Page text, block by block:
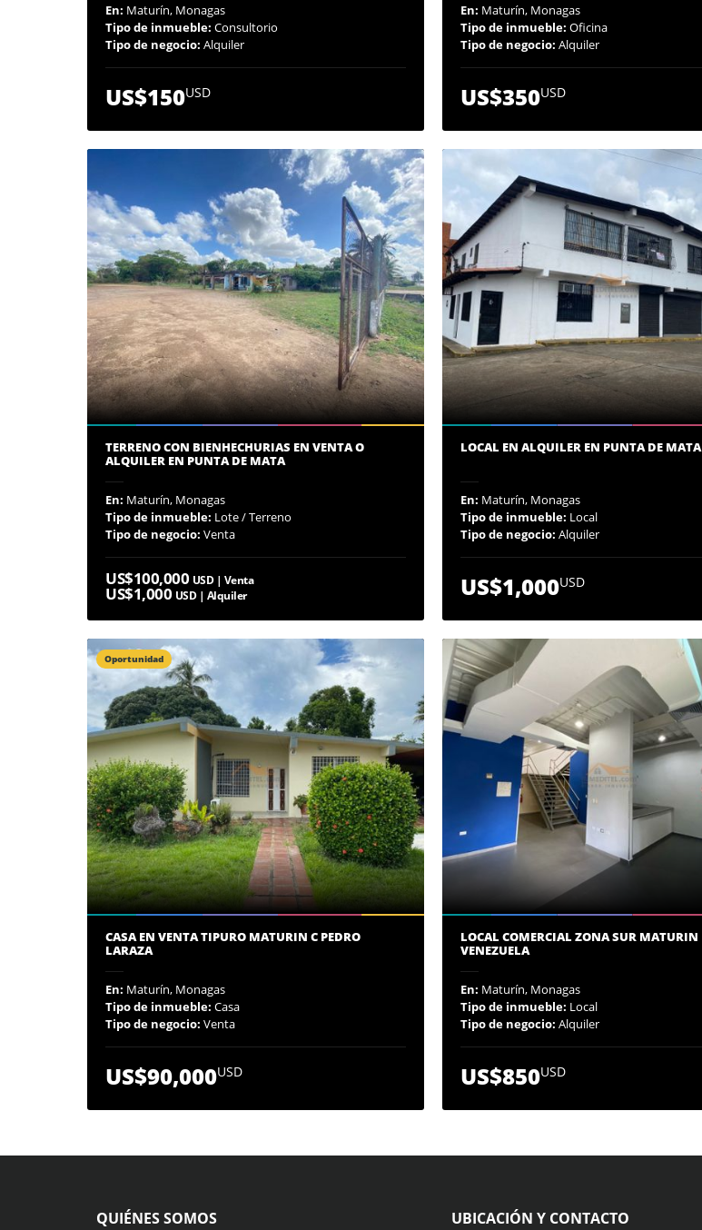
En: Maturín, Monagas
Tipo de inmueble: Consultorio
Tipo de negocio: Alquiler
US$150USD
En: Maturín, Monagas
Tipo de inmueble: Oficina
Tipo de negocio: Alquiler
US$350USD
TERRENO CON BIENHECHURIAS EN VENTA O
ALQUILER EN PUNTA DE MATA
En: Maturín, Monagas
Tipo de inmueble: Lote / Terreno
Tipo de negocio: Venta
US$100,000 USD | Venta
US$1,000 USD | Alquiler
LOCAL EN ALQUILER EN PUNTA DE MATA
En: Maturín, Monagas
Tipo de inmueble: Local
Tipo de negocio: Alquiler
US$1,000USD
Oportunidad
CASA EN VENTA TIPURO MATURIN C PEDRO
LARAZA
En: Maturín, Monagas
Tipo de inmueble: Casa
Tipo de negocio: Venta
US$90,000USD
LOCAL COMERCIAL ZONA SUR MATURIN
VENEZUELA
En: Maturín, Monagas
Tipo de inmueble: Local
Tipo de negocio: Alquiler
US$850USD
QUIÉNES SOMOS UBICACIÓN Y CONTACTO